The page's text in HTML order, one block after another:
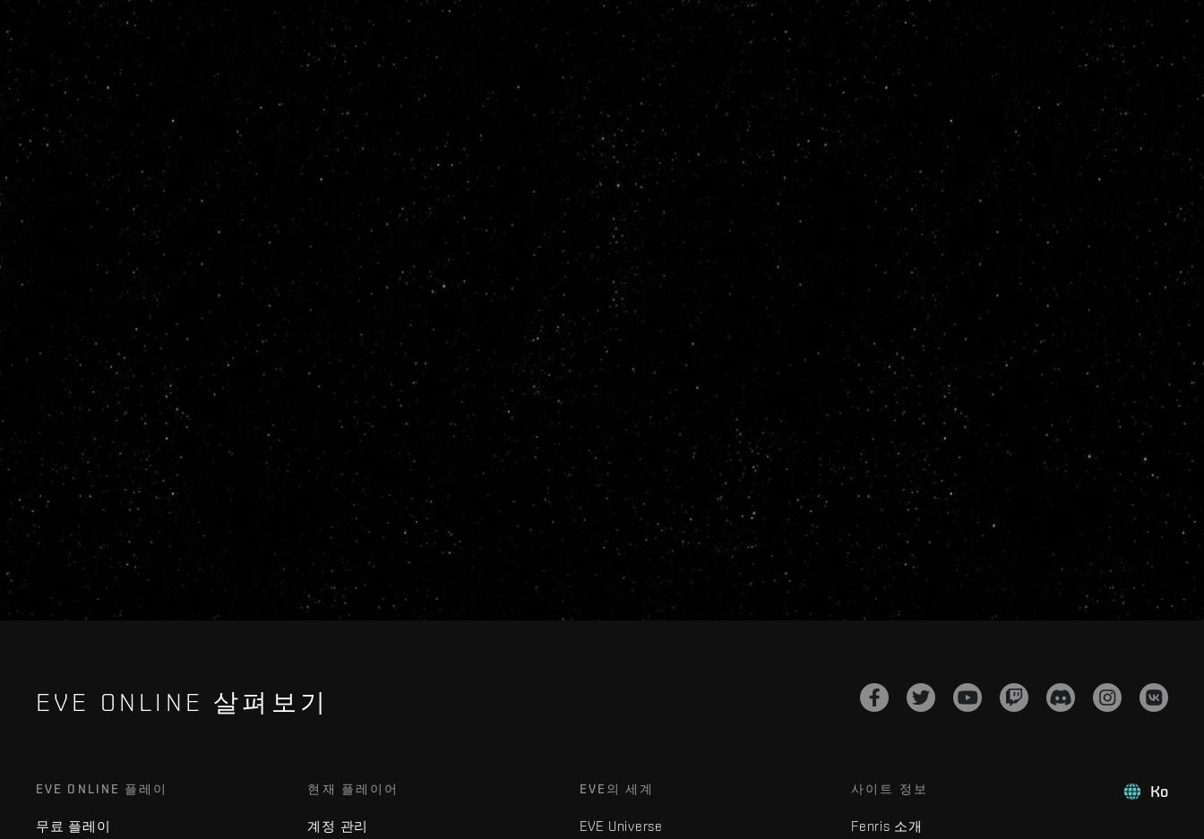
EVE ONLINE 살펴보기
Ko
EVE ONLINE 플레이
무료 플레이
현재 플레이어
계정 관리
EVE의 세계
EVE Universe
사이트 정보
Fenris 소개